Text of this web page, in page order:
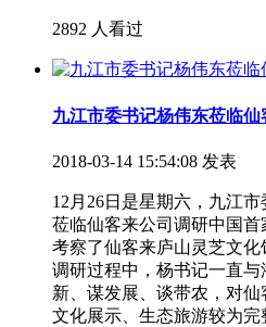
2892 人看过
九江市委书记杨伟东莅临
2018-03-14 15:54:08 发表
12月26日是星期六，九江
莅临仙客来公司调研中国首
考察了仙客来庐山灵芝文化
调研过程中，杨书记一直
新、谋发展、谈带农，对
文化展示、生态旅游较为